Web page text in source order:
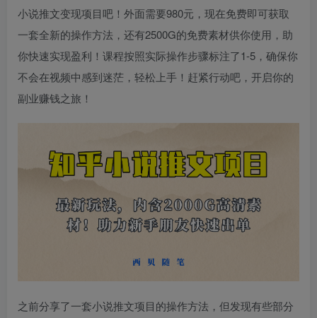
小说推文变现项目吧！外面需要980元，现在免费即可获取
一套全新的操作方法，还有2500G的免费素材供你使用，助
你快速实现盈利！课程按照实际操作步骤标注了1-5，确保你
不会在视频中感到迷茫，轻松上手！赶紧行动吧，开启你的
副业赚钱之旅！
之前分享了一套小说推文项目的操作方法，但发现有些部分